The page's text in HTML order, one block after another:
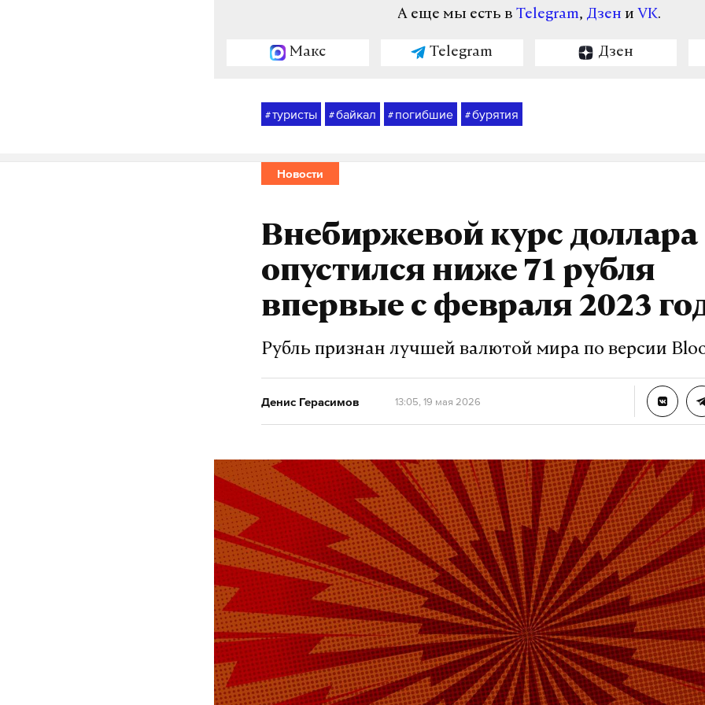
А еще мы есть в Telegram, Дзен и VK.
Макс Telegram Дзен
#туристы #байкал # погибшие #бурятия
Новости
Внебиржевой курс доллара
опустился ниже 71 рубля
впервые с февраля 2023
Рубль признан лучшей валютой мира по версии
Денис Герасимов 13:05, 19 мая 2026